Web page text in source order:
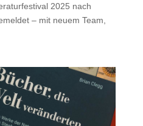
2025 nach
– mit neuem Team,